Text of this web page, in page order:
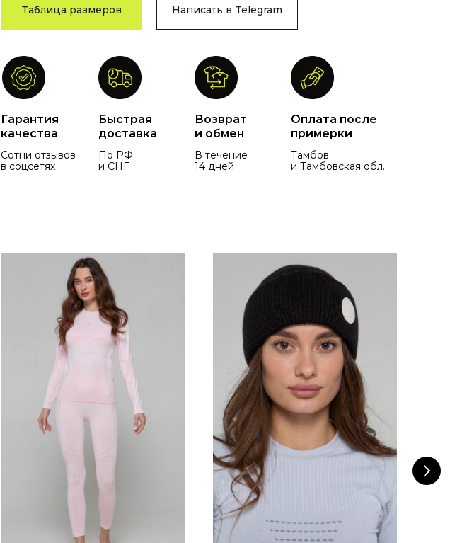
Написать в Telegram
Таблица размеров
Гарантия
качества
Возврат
и обмен
Быстрая
доставка
Оплата после
примерки
Тамбов
и Тамбовская обл.
В течение
14 дней
По РФ
и СНГ
Сотни отзывов
в соцсетях